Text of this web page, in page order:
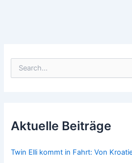
n
a
h
Aktuelle Beiträge
Twin Elli kommt in Fahrt: Von